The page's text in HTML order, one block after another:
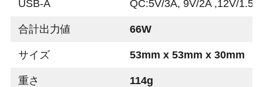
USB-A QC:5V/3A, 9V/2A ,12V/
合計出力値 66W
サイズ 53mm x 53mm x 30mm
重さ 114g